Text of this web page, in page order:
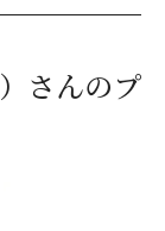
さんのプ